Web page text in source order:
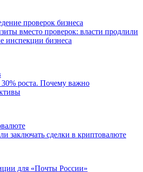
вместо проверок: власти продлили
инспекции бизнеса
роста. Почему важно
заключать сделки в криптовалюте